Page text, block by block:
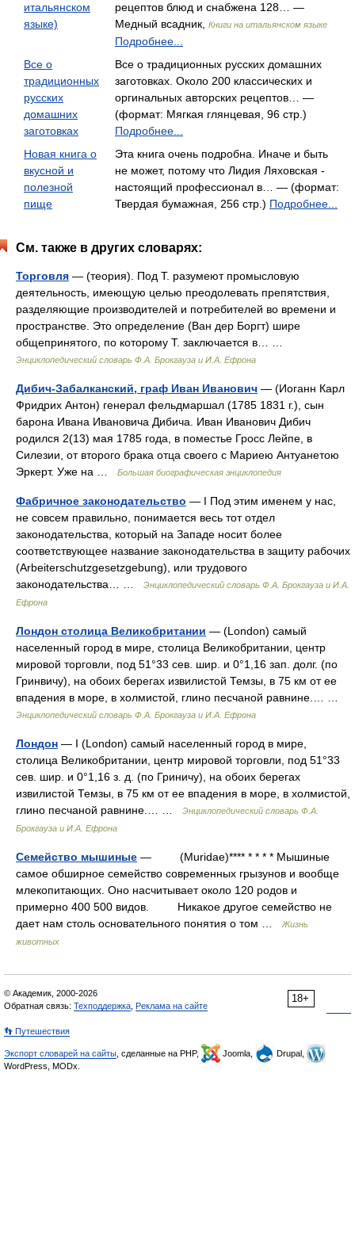
итальянском
языке)
рецептов блюд и снабжена 128… —
Медный всадник,
Книги на итальянском языке
Подробнее...
Все о
традиционных
русских
домашних
заготовках
Все о традиционных русских домашних
заготовках. Около 200 классических и
оргинальных авторских рецептов… —
(формат: Мягкая глянцевая, 96 стр.)
Подробнее...
Новая книга о
вкусной и
полезной
пище
Эта книга очень подробна. Иначе и быть
не может, потому что Лидия Ляховская -
настоящий профессионал в… — (формат:
Твердая бумажная, 256 стр.) Подробнее...
См. также в других словарях:
Торговля — (теория). Под Т. разумеют промысловую
деятельность, имеющую целью преодолевать препятствия,
разделяющие производителей и потребителей во времени и
пространстве. Это определение (Ван дер Боргт) шире
общепринятого, по которому Т. заключается в… …
Энциклопедический словарь Ф.А. Брокгауза и И.А. Ефрона
Дибич-Забалканский, граф Иван Иванович — (Иоганн Карл
Фридрих Антон) генерал фельдмаршал (1785 1831 г.), сын
барона Ивана Ивановича Дибича. Иван Иванович Дибич
родился 2(13) мая 1785 года, в поместье Гросс Лейпе, в
Силезии, от второго брака отца своего с Мариею Антуанетою
Эркерт. Уже на …
Большая биографическая энциклопедия
Фабричное законодательство — I Под этим именем у нас,
не совсем правильно, понимается весь тот отдел
законодательства, который на Западе носит более
соответствующее название законодательства в защиту рабочих
(Arbeiterschutzgesetzgebung), или трудового
законодательства… …
Энциклопедический словарь Ф.А. Брокгауза и И.А.
Ефрона
Лондон столица Великобритании — (London) самый
населенный город в мире, столица Великобритании, центр
мировой торговли, под 51°33 сев. шир. и 0°1,16 зап. долг. (по
Гринвичу), на обоих берегах извилистой Темзы, в 75 км от ее
впадения в море, в холмистой, глино песчаной равнине.… …
Энциклопедический словарь Ф.А. Брокгауза и И.А. Ефрона
Лондон — I (London) самый населенный город в мире,
столица Великобритании, центр мировой торговли, под 51°33
сев. шир. и 0°1,16 з. д. (по Гриничу), на обоих берегах
извилистой Темзы, в 75 км от ее впадения в море, в холмистой,
глино песчаной равнине.… …
Энциклопедический словарь Ф.А.
Брокгауза и И.А. Ефрона
Семейство мышиные — (Muridae)**** * * * * Мышиные
самое обширное семейство современных грызунов и вообще
млекопитающих. Оно насчитывает около 120 родов и
примерно 400 500 видов. Никакое другое семейство не
дает нам столь основательного понятия о том …
Жизнь
животных
18+
© Академик, 2000-2026
Обратная связь: Техподдержка Реклама на сайте
👣 Путешествия
Экспорт словарей на сайты , сделанные на PHP, Joomla,
Drupal,
WordPress, MODx.